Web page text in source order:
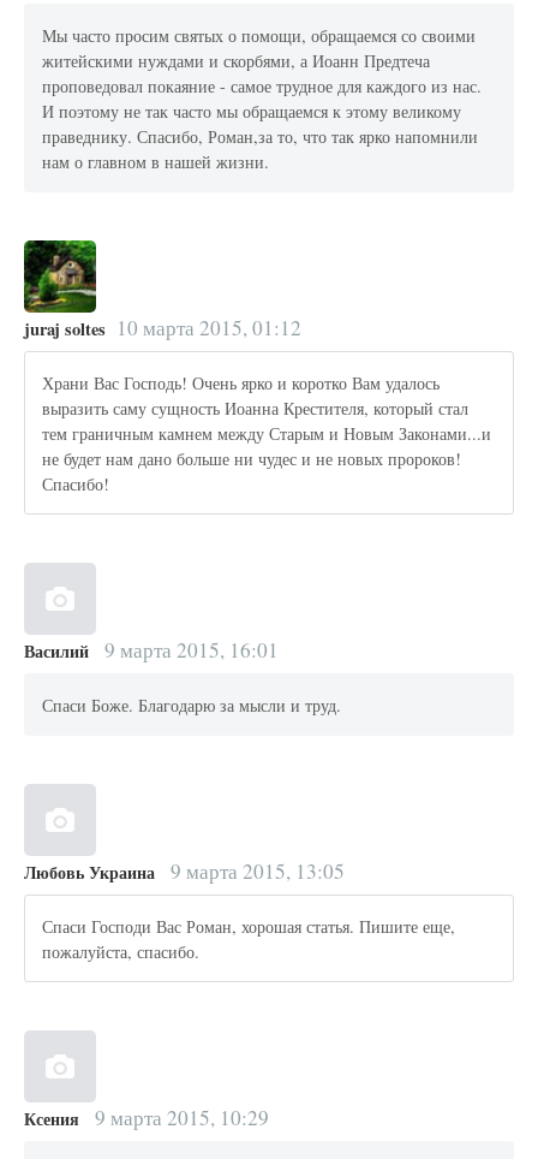
Мы часто просим святых о помощи, обращаемся со своими
житейскими нуждами и скорбями, а Иоанн Предтеча
проповедовал покаяние - самое трудное для каждого из нас.
И поэтому не так часто мы обращаемся к этому великому
праведнику. Спасибо, Роман,за то, что так ярко напомнили
нам о главном в нашей жизни.
juraj soltes 10 марта 2015, 01:12
Храни Вас Господь! Очень ярко и коротко Вам удалось
выразить саму сущность Иоанна Крестителя, который стал
тем граничным камнем между Старым и Новым Законами...и
не будет нам дано больше ни чудес и не новых пророков!
Спасибо!
Василий 9 марта 2015, 16:01
Спаси Боже. Благодарю за мысли и труд.
Любовь Украина 9 марта 2015, 13:05
Спаси Господи Вас Роман, хорошая статья. Пишите еще,
пожалуйста, спасибо.
Ксения 9 марта 2015, 10:29